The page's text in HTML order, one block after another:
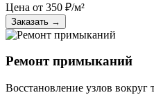
Цена от 350 ₽/м²
Заказать →
Ремонт примыканий
Восстановление узлов вокруг